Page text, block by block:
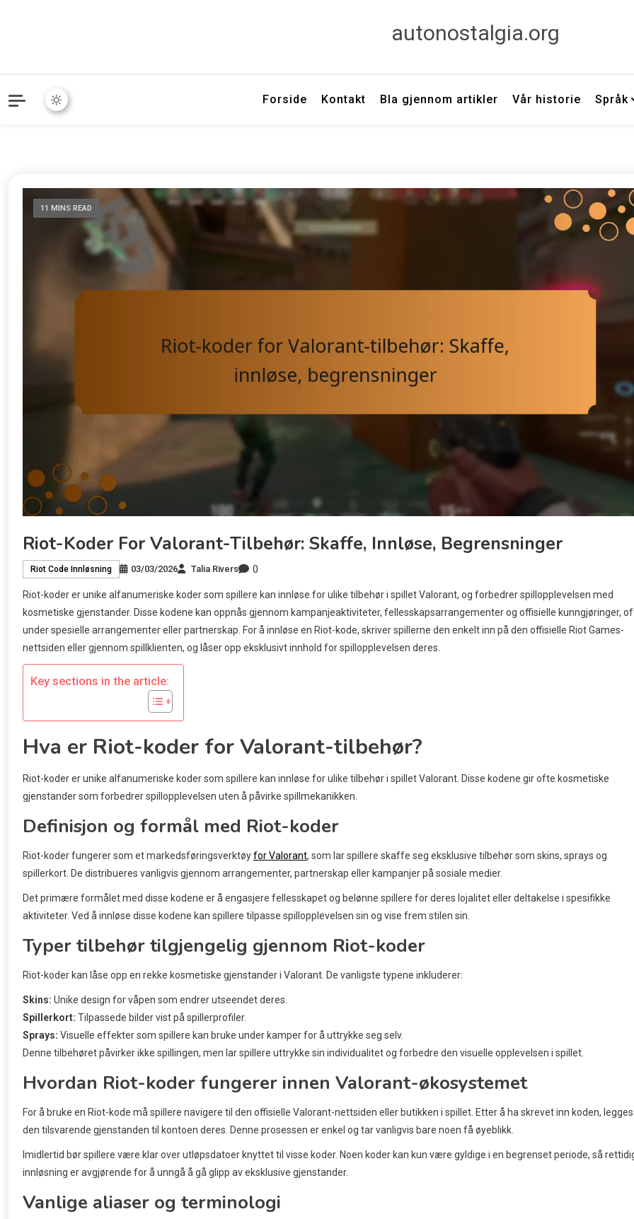
autonostalgia.org
Forside Kontakt Bla gjennom artikler Vår historie Språk
11 MINS READ
Riot-Koder For Valorant-Tilbehør: Skaffe, Innløse, Begrensninger
Riot Code Innløsning 03/03/2026 Talia Rivers 0
Riot-koder er unike alfanumeriske koder som spillere kan innløse for ulike tilbehør i spillet Valorant, og forbedrer spillopplevelsen med
kosmetiske gjenstander. Disse kodene kan oppnås gjennom kampanjeaktiviteter, fellesskapsarrangementer og offisielle kunngjøringer,
under spesielle arrangementer eller partnerskap. For å innløse en Riot-kode, skriver spillerne den enkelt inn på den offisielle Riot Games-
nettsiden eller gjennom spillklienten, og låser opp eksklusivt innhold for spillopplevelsen deres.
Key sections in the article:
Hva er Riot-koder for Valorant-tilbehør?
Riot-koder er unike alfanumeriske koder som spillere kan innløse for ulike tilbehør i spillet Valorant. Disse kodene gir ofte kosmetiske
gjenstander som forbedrer spillopplevelsen uten å påvirke spillmekanikken.
Definisjon og formål med Riot-koder
Riot-koder fungerer som et markedsføringsverktøyfor Valorant, som lar spillere skaffe seg eksklusive tilbehør som skins, sprays og
spillerkort. De distribueres vanligvis gjennom arrangementer, partnerskap eller kampanjer på sosiale medier.
Det primære formålet med disse kodene er å engasjere fellesskapet og belønne spillere for deres lojalitet eller deltakelse i spesifikke
aktiviteter. Ved å innløse disse kodene kan spillere tilpasse spillopplevelsen sin og vise frem stilen sin.
Typer tilbehør tilgjengelig gjennom Riot-koder
Riot-koder kan låse opp en rekke kosmetiske gjenstander i Valorant. De vanligste typene inkluderer:
Skins: Unike design for våpen som endrer utseendet deres.
Spillerkort: Tilpassede bilder vist på spillerprofiler.
Sprays: Visuelle effekter som spillere kan bruke under kamper for å uttrykke seg selv.
Denne tilbehøret påvirker ikke spillingen, men lar spillere uttrykke sin individualitet og forbedre den visuelle opplevelsen i spillet.
Hvordan Riot-koder fungerer innen Valorant-økosystemet
For å bruke en Riot-kode må spillere navigere til den offisielle Valorant-nettsiden eller butikken i spillet. Etter å ha skrevet inn koden, legges
den tilsvarende gjenstanden til kontoen deres. Denne prosessen er enkel og tar vanligvis bare noen få øyeblikk.
Imidlertid bør spillere være klar over utløpsdatoer knyttet til visse koder. Noen koder kan kun være gyldige i en begrenset periode, så
innløsning er avgjørende for å unngå å gå glipp av eksklusive gjenstander.
Vanlige aliaser og terminologi